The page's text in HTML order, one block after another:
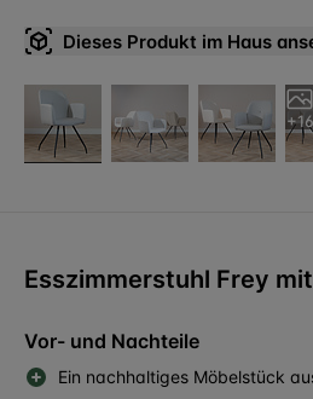
Dieses Produkt im Haus
+16
Esszimmerstuhl Frey
Vor- und Nachteile
Ein nachhaltiges Möbelstück